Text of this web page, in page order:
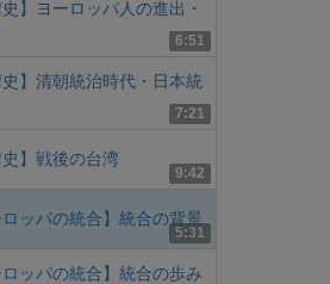
6:51
】ヨーロッパ人の進出・
7:21
】清朝統治時代・日本統
9:42
】戦後の台湾
5:31
ッパの統合】統合の背景
ッパの統合】統合の歩み